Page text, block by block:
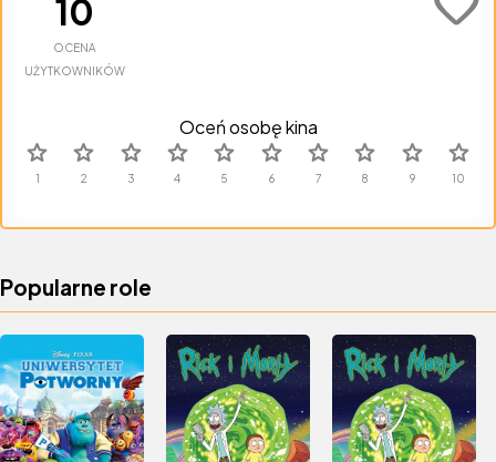
10
OCENA
UŻYTKOWNIKÓW
Oceń osobę kina
star star star star star star star star star star
Popularne role